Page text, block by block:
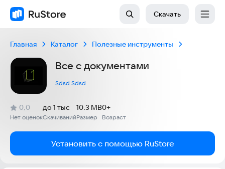
Скачать
Главная Каталог Полезные инструменты
Все с документами
Sdsd Sdsd
Рейтинг:
0,0
(
Нет оценок
)
Скачиваний
до 1 тыс
Размер
10.3 MB
Возраст
0+
Установить с помощью RuStore